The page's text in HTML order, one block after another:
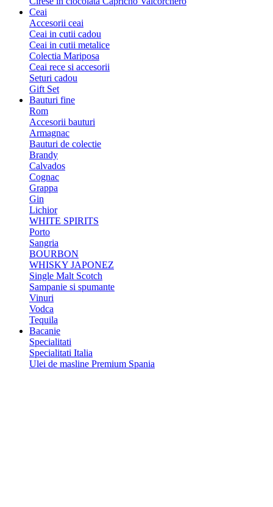
Ceai
Accesorii ceai
Ceai in cutii cadou
Ceai in cutii metalice
Colectia Mariposa
Ceai rece si accesorii
Seturi cadou
Gift Set
Bauturi fine
Rom
Accesorii bauturi
Armagnac
Bauturi de colectie
Brandy
Calvados
Cognac
Grappa
Gin
Lichior
WHITE SPIRITS
Porto
Sangria
BOURBON
WHISKY JAPONEZ
Single Malt Scotch
Sampanie si spumante
Vinuri
Vodca
Tequila
Bacanie
Specialitati
Specialitati Italia
Ulei de masline Premium Spania